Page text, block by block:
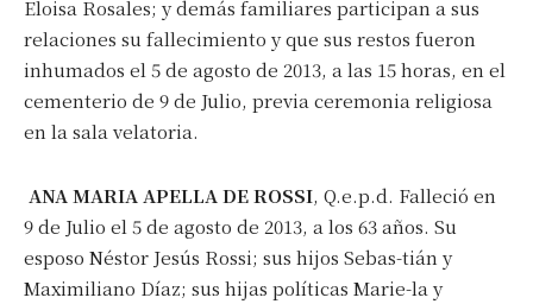
Eloisa Rosales; y demás familiares participan a sus
relaciones su fallecimiento y que sus restos fueron
inhumados el 5 de agosto de 2013, a las 15 horas, en el
cementerio de 9 de Julio, previa ceremonia religiosa
en la sala velatoria.
ANA MARIA APELLA DE ROSSI, Q.e.p.d. Falleció en
9 de Julio el 5 de agosto de 2013, a los 63 años. Su
esposo Néstor Jesús Rossi; sus hijos Sebas-tián y
Maximiliano Díaz; sus hijas políticas Marie-la y